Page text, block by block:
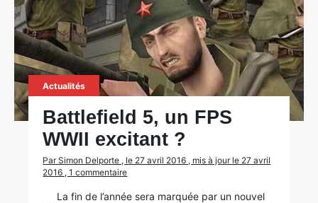
Actualités
Battlefield 5, un FPS
WWII excitant ?
Par Simon Delporte , le 27 avril 2016 , mis à jour le 27 avril
2016 , 1 commentaire
La fin de l’année sera marquée par un nouvel